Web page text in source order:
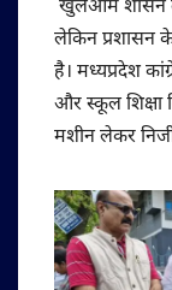
खुलेआम शासन
लेकिन प्रशासन
है। मध्यप्रदेश
और स्कूल शिक्षा
मशीन लेकर